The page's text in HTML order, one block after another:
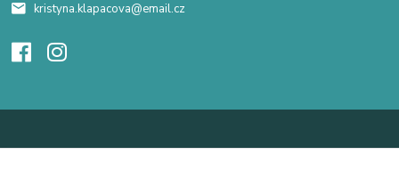
kristyna.klapacova@email.cz